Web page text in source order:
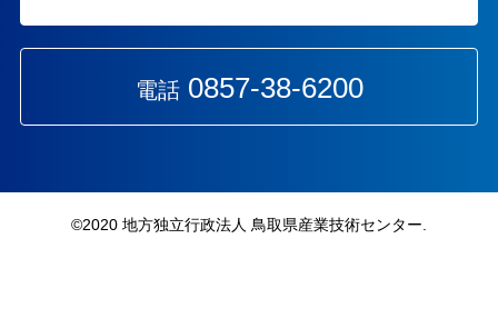
電話0857-38-6200
©︎2020 地方独立行政法人 鳥取県産業技術センター.